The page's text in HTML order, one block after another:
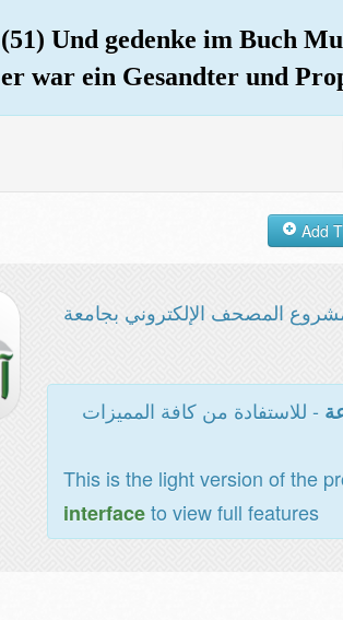
(51) Und gedenke im Buch
er war ein Gesandter und
المصحف الإلكتروني بجامعة
- للاستفادة من كافة المميزات
This is the light version of the
interfaceto view full features